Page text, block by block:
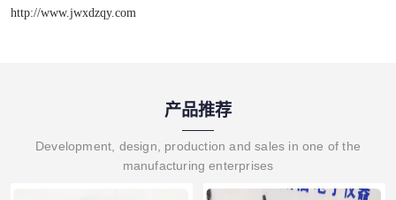
http://www.jwxdzqy.com
产品推荐
Development, design, production and sales in one of the
manufacturing enterprises